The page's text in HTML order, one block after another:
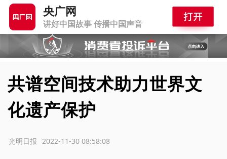
央广网
讲好中国故事 传播中国声音
共谱空间技术助力世界文
化遗产保护
2022-11-30 08:58:08
光明日报